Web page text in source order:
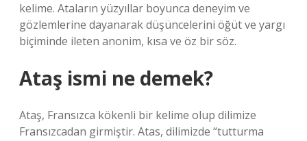
kelime. Ataların yüzyıllar boyunca deneyim ve
gözlemlerine dayanarak düşüncelerini öğüt ve yargı
biçiminde ileten anonim, kısa ve öz bir söz.
Ataş ismi ne demek?
Ataş, Fransızca kökenli bir kelime olup dilimize
Fransızcadan girmiştir. Atas, dilimizde “tutturma